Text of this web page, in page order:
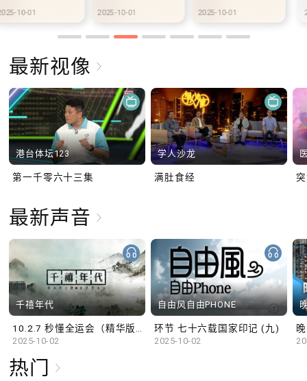
设300个电动车
充电站
设300个电
充电站
最新视像
港台体坛123
第一千零六十三集
学人沙龙
满肚食经
最新声音
千禧年代
2025-10-02
自由风自由PHONE
环节 七十六载国家印记 (九)
2025-10-02
热门